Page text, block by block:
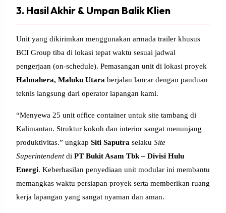
3. Hasil Akhir & Umpan Balik Klien
Unit yang dikirimkan menggunakan armada trailer khusus
BCI Group tiba di lokasi tepat waktu sesuai jadwal
pengerjaan (on-schedule). Pemasangan unit di lokasi proyek
Halmahera, Maluku Utara berjalan lancar dengan panduan
teknis langsung dari operator lapangan kami.
“Menyewa 25 unit office container untuk site tambang di
Kalimantan. Struktur kokoh dan interior sangat menunjang
produktivitas.” ungkap Siti Saputra selaku Site
Superintendentdi PT Bukit Asam Tbk – Divisi Hulu
Energi. Keberhasilan penyediaan unit modular ini membantu
memangkas waktu persiapan proyek serta memberikan ruang
kerja lapangan yang sangat nyaman dan aman.